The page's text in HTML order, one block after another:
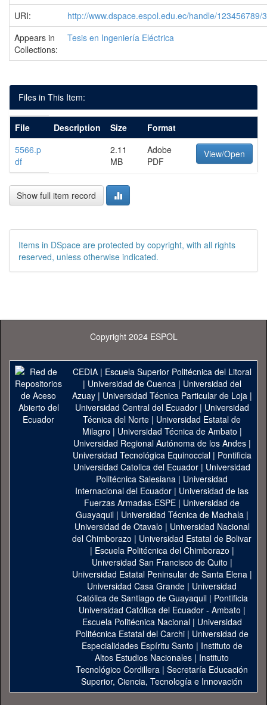
URI:
http://www.dspace.espol.edu.ec/handle/123456789/
Appears in
Collections:
Tesis en Ingeniería Eléctrica
Files in This Item:
File Description Size
Format
5566.p
df
2.11
MB
Adobe
PDF
View/Open
Show full item record
Items in DSpace are protected by copyright, with all rights
reserved, unless otherwise indicated.
Copyright 2024 ESPOL
CEDIA| Escuela Superior Politécnica del Litoral
| Universidad de Cuenca| Universidad del
Azuay| Universidad Técnica Particular de Loja|
Universidad Central del Ecuador| Universidad
Técnica del Norte | Universidad Estatal de
Milagro | Universidad Técnica de Ambato |
Universidad Regional Autónoma de los Andes|
Universidad Tecnológica Equinoccial| Pontificia
Universidad Catolica del Ecuador | Universidad
Politécnica Salesiana | Universidad
Internacional del Ecuador | Universidad de las
Fuerzas Armadas-ESPE | Universidad de
Guayaquil| Universidad Técnica de Machala|
Universidad de Otavalo | Universidad Nacional
del Chimborazo | Universidad Estatal de Bolivar
| Escuela Politécnica del Chimborazo |
Universidad San Francisco de Quito |
Universidad Estatal Peninsular de Santa Elena|
Universidad Casa Grande | Universidad
Católica de Santiago de Guayaquil| Pontificia
Universidad Católica del Ecuador - Ambato |
Escuela Politécnica Nacional| Universidad
Politécnica Estatal del Carchi| Universidad de
Especialidades Espíritu Santo | Instituto de
Altos Estudios Nacionales | Instituto
Tecnológico Cordillera | Secretaría Educación
Superior, Ciencia, Tecnología e Innovación